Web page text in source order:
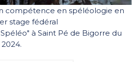
compétence en spéléologie en
stage fédéral
à Saint Pé de Bigorre du